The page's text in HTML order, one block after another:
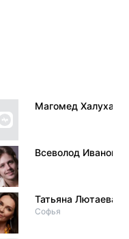
Магомед Халухаев
Всеволод Иванов
Татьяна Лютаева
Софья